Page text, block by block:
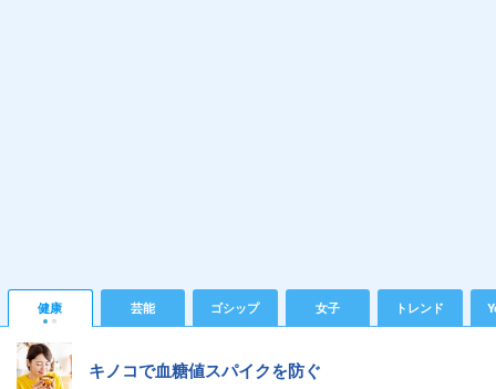
健康 芸能 ゴシップ 女子 トレンド
キノコで血糖値スパイクを防ぐ